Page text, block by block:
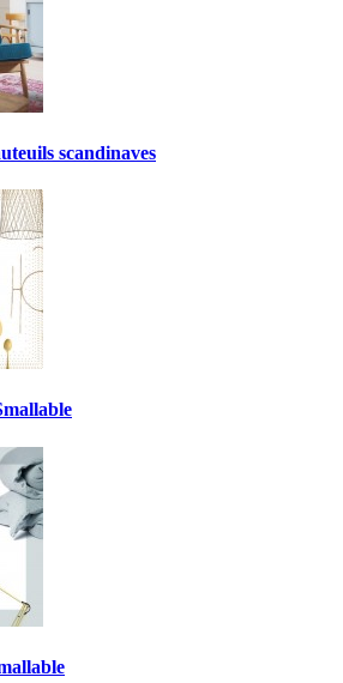
scandinaves